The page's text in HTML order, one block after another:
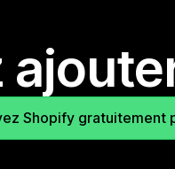
Shopify gratuitement